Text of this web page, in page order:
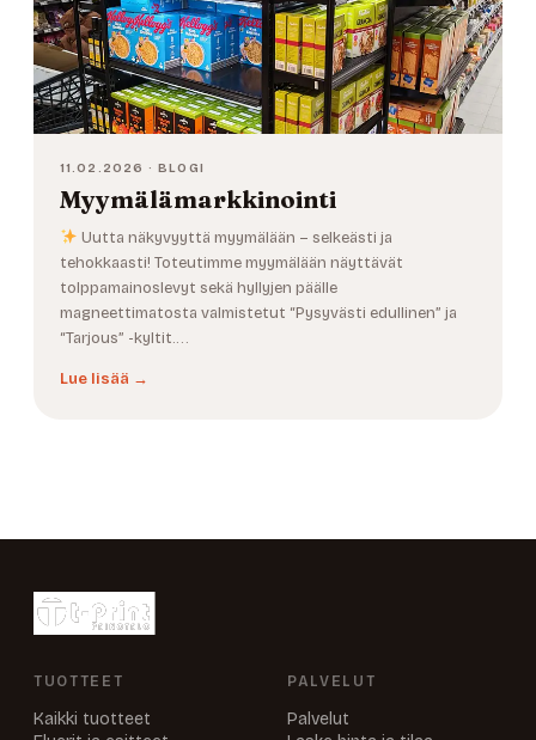
11.02.2026 · BLOGI
Myymälämarkkinointi
Uutta näkyvyyttä myymälään – selkeästi ja
tehokkaasti! Toteutimme myymälään näyttävät
tolppamainoslevyt sekä hyllyjen päälle
magneettimatosta valmistetut “Pysyvästi edullinen” ja
“Tarjous” -kyltit.…
Lue lisää →
TUOTTEET
Kaikki tuotteet
PALVELUT
Palvelut